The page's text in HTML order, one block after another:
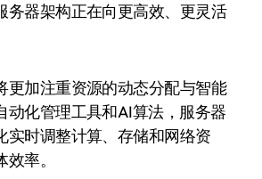
务器架构正在向更高效、更灵活
更加注重资源的动态分配与智能
动化管理工具和AI算法，服务器
实时调整计算、存储和网络资
率。